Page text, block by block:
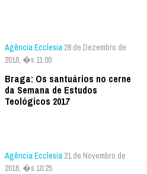
Agência Ecclesia 28 de Dezembro de
2016, �s 11:00
Braga: Os santuários no cerne
da Semana de Estudos
Teológicos 2017
Agência Ecclesia 21 de Novembro de
2016, �s 10:25